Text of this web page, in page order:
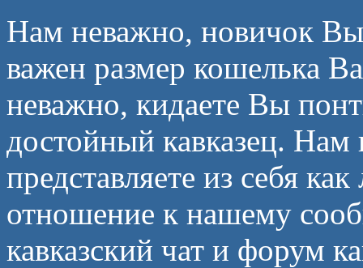
Нам неважно, новичок
важен размер кошелька
неважно, кидаете Вы
достойный кавказец.
представляете из себя
отношение к нашему
кавказский чат и форум